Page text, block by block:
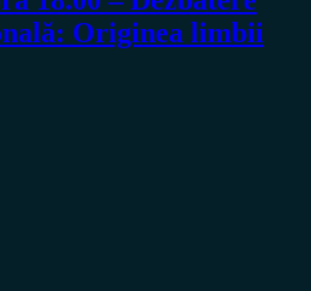
Originea limbii